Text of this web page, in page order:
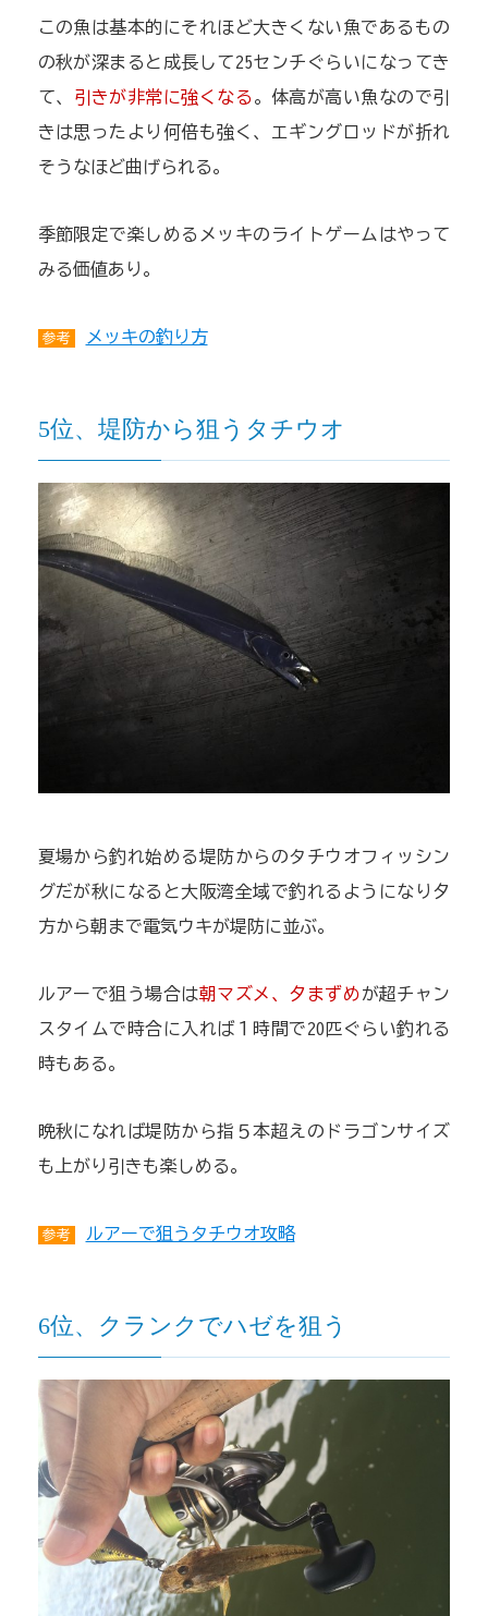
この魚は基本的にそれほど大きくない魚であるもの
の秋が深まると成長して25センチぐらいになってき
て、 引きが非常に強くなる 。体高が高い魚なので引
きは思ったより何倍も強く、エギングロッドが折れ
そうなほど曲げられる。
季節限定で楽しめるメッキのライトゲームはやって
みる価値あり。
参考 メッキの釣り方
5位、堤防から狙うタチウオ
夏場から釣れ始める堤防からのタチウオフィッシン
グだが秋になると大阪湾全域で釣れるようになり夕
方から朝まで電気ウキが堤防に並ぶ。
ルアーで狙う場合は朝マズメ、夕まずめが超チャン
スタイムで時合に入れば１時間で20匹ぐらい釣れる
時もある。
晩秋になれば堤防から指５本超えのドラゴンサイズ
も上がり引きも楽しめる。
参考 ルアーで狙うタチウオ攻略
6位、クランクでハゼを狙う